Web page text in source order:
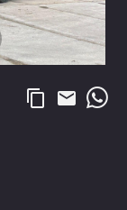
content_copy email